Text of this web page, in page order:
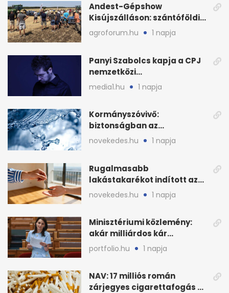
Andest-Gépshow
Kisújszálláson: szántóföldi
bemutató 2026. augusztus
12-én
agroforum.hu 1 napja
Panyi Szabolcs kapja a CPJ
nemzetközi
sajtószabadság-díját
media1.hu 1 napja
Kormányszóvivő:
biztonságban az
ivóvízkészlet, nincs
stratégiai vízhiány
novekedes.hu 1 napja
Rugalmasabb
lakástakarékot indított az
OTP: két köztes kilépéssel
novekedes.hu 1 napja
Minisztériumi közlemény:
akár milliárdos kár
fenyegette Budapest fáit
portfolio.hu 1 napja
NAV: 17 milliós román
zárjegyes cigarettafogás az